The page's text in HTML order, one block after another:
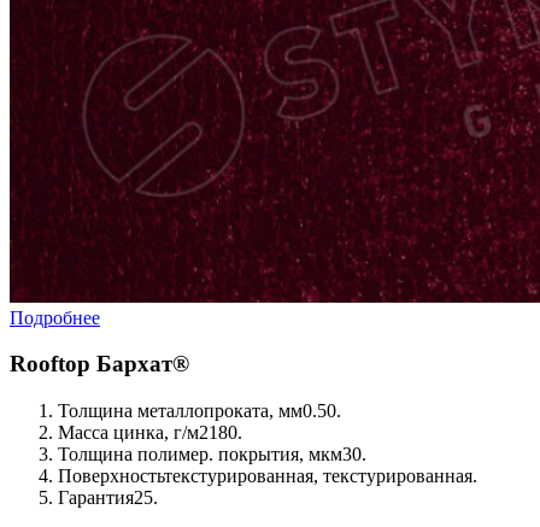
Подробнее
Rooftop Бархат®
Толщина металлопроката, мм0.50.
Масса цинка, г/м2180.
Толщина полимер. покрытия, мкм30.
Поверхностьтекстурированная, текстурированная.
Гарантия25.